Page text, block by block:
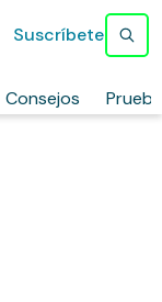
Consejos
Suscríbete